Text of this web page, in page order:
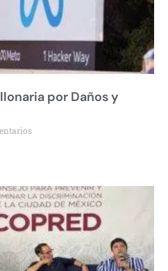
por Daños y